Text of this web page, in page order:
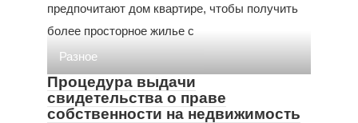
предпочитают дом квартире, чтобы получить
более просторное жилье с
Разное
Процедура выдачи
свидетельства о праве
собственности на недвижимость